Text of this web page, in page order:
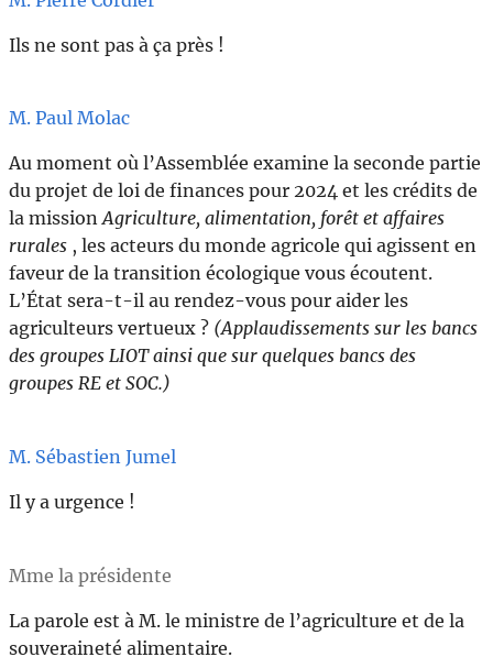
Ils ne sont pas à ça près !
M. Paul Molac
Au moment où l’Assemblée examine la seconde partie
du projet de loi de finances pour 2024 et les crédits de
la missionAgriculture, alimentation, forêt et affaires
rurales , les acteurs du monde agricole qui agissent en
faveur de la transition écologique vous écoutent.
L’État sera-t-il au rendez-vous pour aider les
agriculteurs vertueux ? (Applaudissements sur les bancs
des groupes LIOT ainsi que sur quelques bancs des
groupes RE et SOC.)
M. Sébastien Jumel
Il y a urgence !
Mme la présidente
La parole est à M. le ministre de l’agriculture et de la
souveraineté alimentaire.